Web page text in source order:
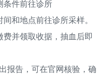
条件前往诊所
和地点前往诊所采样。
并领取收据，抽血后即
告，可在官网核验，确